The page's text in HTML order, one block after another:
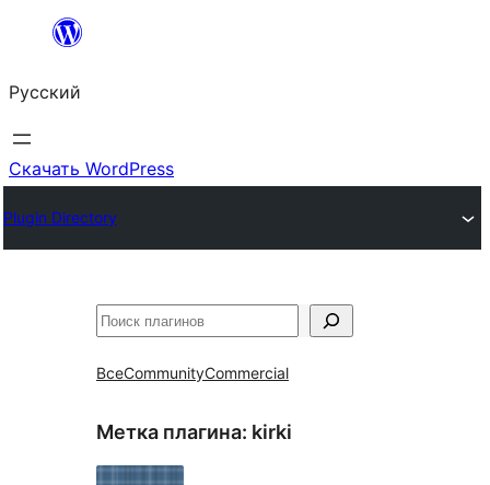
Перейти
содержимому
Русский
Скачать WordPress
Plugin Directory
Поиск
ВсеCommunityCommercial
Метка плагина: kirki